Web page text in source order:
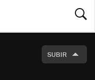
SUBIR